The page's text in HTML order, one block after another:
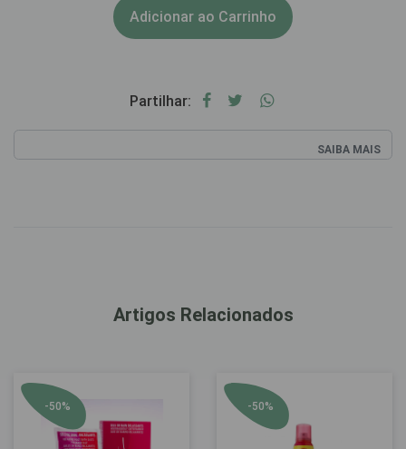
Adicionar ao Carrinho
Partilhar:
SAIBA MAIS
Artigos Relacionados
-50% -50%